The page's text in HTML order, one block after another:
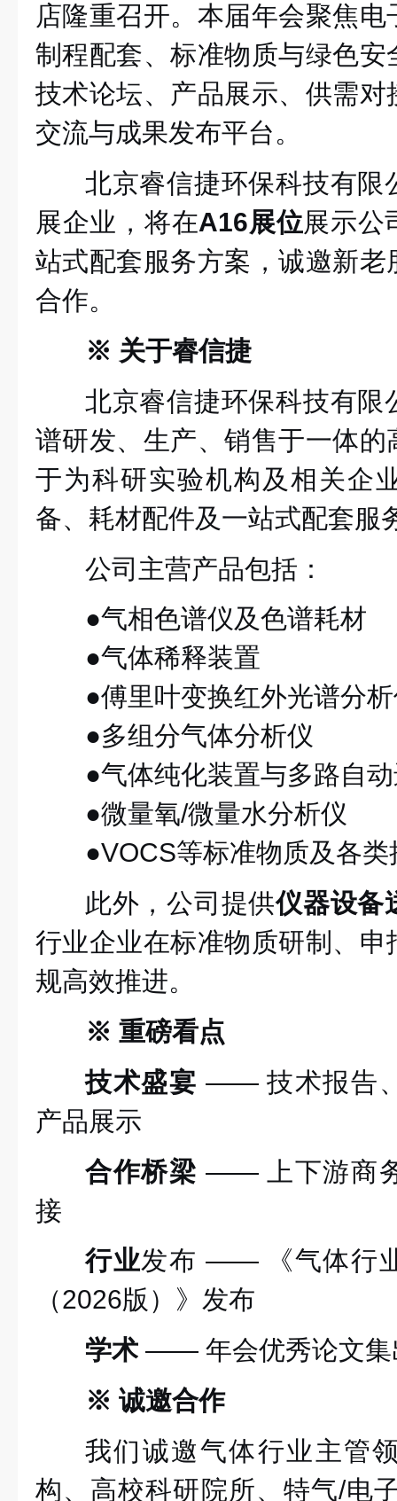
店隆重召开。本届年会聚焦
制程配套、标准物质与绿色
技术论坛、产品展示、供需
交流与成果发布平台。
北京睿信捷环保科技有限
展企业，将在A16展位展示公
站式配套服务方案，诚邀新
合作。
※ 关于睿信捷
北京睿信捷环保科技有限
谱研发、生产、销售于一体
于为科研实验机构及相关企
备、耗材配件及一站式配套服
公司主营产品包括：
●气相色谱仪及色谱耗材
●气体稀释装置
●傅里叶变换红外光谱分
●多组分气体分析仪
●气体纯化装置与多路自
●微量氧/微量水分析仪
●VOCS等标准物质及各类
此外，公司提供仪器设备
行业企业在标准物质研制、
规高效推进。
※ 重磅看点
技术盛宴 —— 技术报告
产品展示
合作桥梁 —— 上下游商
接
行业发布 —— 《气体行
（2026版）》发布
学术 —— 年会优秀论文集
※ 诚邀合作
我们诚邀气体行业主管
构、高校科研院所、特气/电